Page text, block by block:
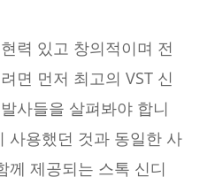
력 있고 창의적이며 전
면 먼저 최고의 VST 신
사들을 살펴봐야 합니
사용했던 것과 동일한 사
께 제공되는 스톡 신디